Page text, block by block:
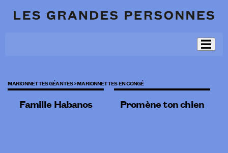
MARIONNETTES GÉANTES >MARIONNETTES EN CONGÉ
Famille Habanos Promène ton chien